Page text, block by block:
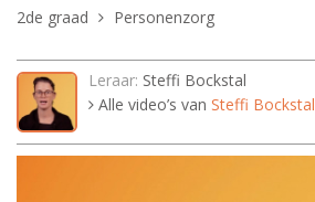
2de graad
Personenzorg
Leraar: Steffi Bockstal
Alle video’s van Steffi Bockstal